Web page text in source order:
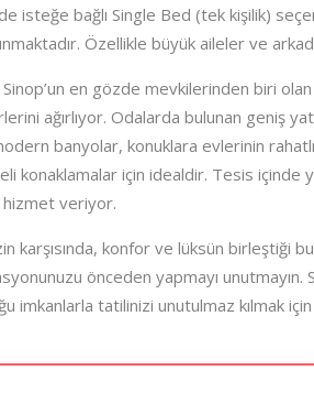
isteğe bağlı Single Bed (tek kişilik)
Özellikle büyük aileler ve
en gözde mevkilerinden biri
ağırlıyor. Odalarda bulunan geniş
banyolar, konuklara evlerinin
konaklamalar için idealdir. Tesis
veriyor.
karşısında, konfor ve lüksün birleştiği
önceden yapmayı unutmayın.
imkanlarla tatilinizi unutulmaz kılmak